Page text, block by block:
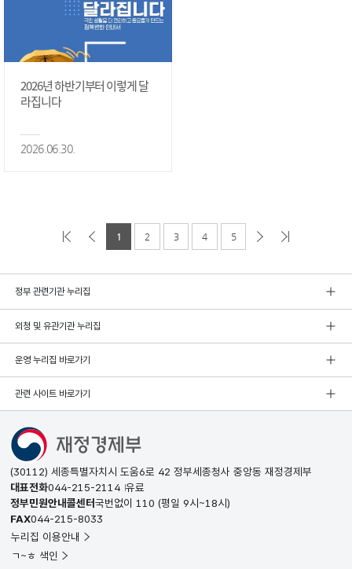
2026년 하반기부터 이렇게 달
라집니다
2026.06.30.
1 2 3 4 5
정부 관련기관 누리집
외청 및 유관기관 누리집
운영 누리집 바로가기
관련 사이트 바로가기
(30112) 세종특별자치시 도움6로 42 정부세종청사 중앙동 재정경제부
대표전화044-215-2114 유료
정부민원안내콜센터국번없이 110 (평일 9시~18시)
FAX044-215-8033
누리집 이용안내
ㄱ~ㅎ 색인